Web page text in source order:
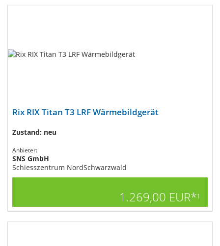
Rix RIX Titan T3 LRF Wärmebildgerät
Zustand: neu
Anbieter:
SNS GmbH
Schiesszentrum NordSchwarzwald
1.269,00 EUR*1